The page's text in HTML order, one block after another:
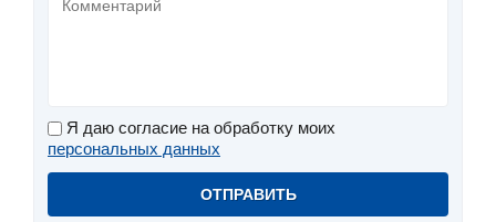
Я даю согласие на обработку моих
персональных данных